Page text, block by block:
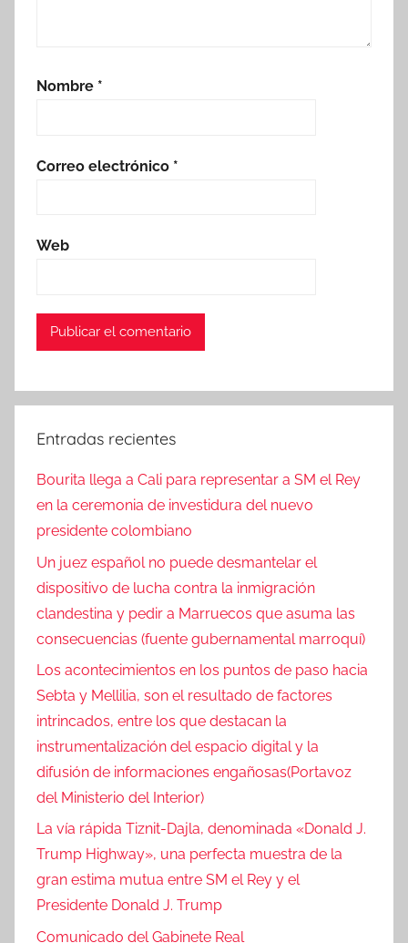
Nombre *
Correo electrónico *
Web
Entradas recientes
Bourita llega a Cali para representar a SM el Rey
en la ceremonia de investidura del nuevo
presidente colombiano
Un juez español no puede desmantelar el
dispositivo de lucha contra la inmigración
clandestina y pedir a Marruecos que asuma las
consecuencias (fuente gubernamental marroquí)
Los acontecimientos en los puntos de paso hacia
Sebta y Mellilia, son el resultado de factores
intrincados, entre los que destacan la
instrumentalización del espacio digital y la
difusión de informaciones engañosas(Portavoz
del Ministerio del Interior)
La vía rápida Tiznit-Dajla, denominada «Donald J.
Trump Highway», una perfecta muestra de la
gran estima mutua entre SM el Rey y el
Presidente Donald J. Trump
Comunicado del Gabinete Real